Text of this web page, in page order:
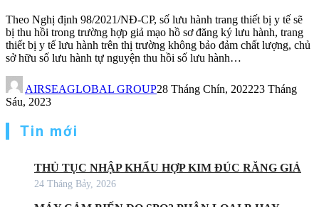
Theo Nghị định 98/2021/NĐ-CP, số lưu hành trang thiết bị y tế sẽ
bị thu hồi trong trường hợp giả mạo hồ sơ đăng ký lưu hành, trang
thiết bị y tế lưu hành trên thị trường không bảo đảm chất lượng, chủ
sở hữu số lưu hành tự nguyện thu hồi số lưu hành…
AIRSEAGLOBAL GROUP28 Tháng Chín, 202223 Tháng
Sáu, 2023
Tin mới
THỦ TỤC NHẬP KHẨU HỢP KIM ĐÚC RĂNG GIẢ
24 Tháng Bảy, 2026